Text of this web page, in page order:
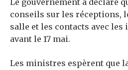
Le gouvernement a déclaré
conseils sur les réceptions,
salle et les contacts avec
avant le 17 mai.
Les ministres espèrent que